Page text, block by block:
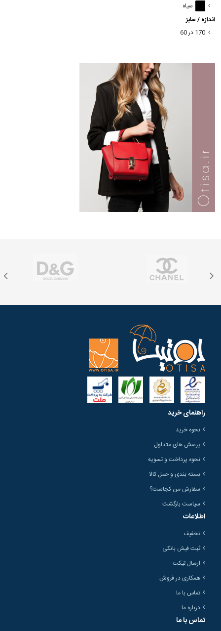
سیاه
اندازه / سایز
170 در 60
راهنمای خرید
نحوه خرید
پرسش های متداول
نحوه پرداخت و تسویه
بسته بندی و حمل کالا
سفارش من کجاست؟
سیاست بازگشت
اطلاعات
تخفیف
ثبت فیش بانکی
ارسال تیکت
همکاری در فروش
تماس با ما
درباره ما
تماس با ما